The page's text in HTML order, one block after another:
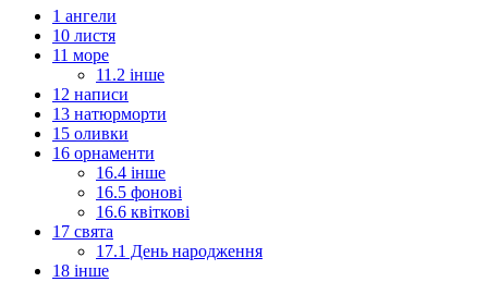
1 ангели
10 листя
11 море
11.2 інше
12 написи
13 натюрморти
15 оливки
16 орнаменти
16.4 інше
16.5 фонові
16.6 квіткові
17 свята
17.1 День народження
18 інше